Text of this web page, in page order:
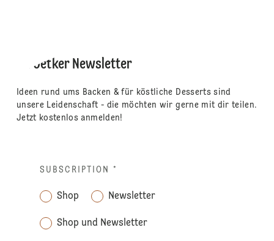
Dr. Oetker Newsletter
Ideen rund ums Backen & für köstliche Desserts sind
unsere Leidenschaft - die möchten wir gerne mit dir teilen.
Jetzt kostenlos anmelden!
SUBSCRIPTION *
Shop Newsletter
Shop und Newsletter